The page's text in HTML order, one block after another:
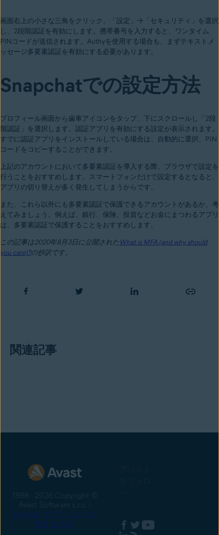
画面右上の小さな三角をクリック、「設定」→「セキュリティ」を選択
し、2段階認証を有効にします。携帯番号を入力すると、ワンタイム
PINコードが送信されます。Authyを使用する場合も、まずテキストメ
ッセージ多要素認証を有効にする必要があります。
Snapchatでの設定方法
プロフィール画面から歯車アイコンをタップ、下にスクロールし「2段
階認証」を選択します。認証アプリを有効にする設定が表示されます。
すでに認証アプリをインストールしている場合は、自動的に選択、PIN
コードをコピーすることができます。
上記のアカウントにおいて多要素認証を導入する際、ブラウザで設定を
行うことをおすすめします。スマートフォンだけで設定するとなると、
アプリの切り替えが多く発生してしまうからです。
また、これら以外にも多要素認証で保護できるアカウントがあるか、考
えてみましょう。例えば、銀行、保険、投資などお金にまつわるアプリ
は、多要素認証で保護することをおすすめします。
この記事は2020年8月3日に公開された What is MFA (and why should
you care)?の抄訳です。
関連記事
Sitemap プライバシーに
関する方針